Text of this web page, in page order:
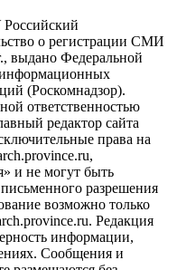
о регистрации СМИ
выдано Федеральной
информационных
(Роскомнадзор).
ответственностью
редактор сайта
права на
и не могут быть
разрешения
возможно только
Редакция
информации,
Сообщения и